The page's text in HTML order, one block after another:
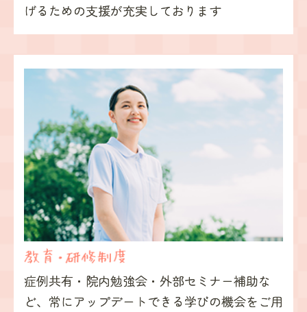
げるための支援が充実しております
症例共有・院内勉強会・ 外部セミナー補助な
ど、 常にアップデートできる学びの機会をご用